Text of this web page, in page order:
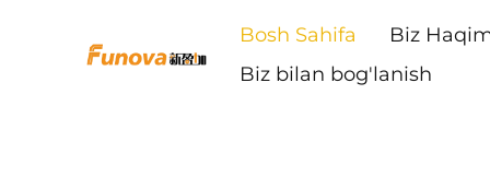
Bosh Sahifa
Biz
Biz bilan bog'lanish